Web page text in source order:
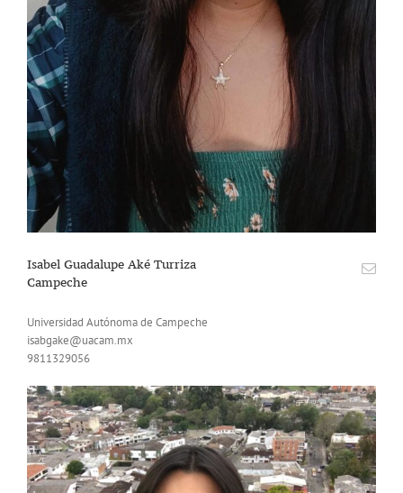
Isabel Guadalupe Aké Turriza
Campeche
Universidad Autónoma de Campeche
isabgake@uacam.mx
9811329056